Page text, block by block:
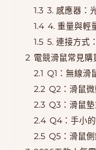
1.3 3. 感應器：
1.4 4. 重量與輕
1.5 5. 連接方式
2 電競滑鼠常見
2.1 Q1：無線滑
2.2 Q2：滑鼠微
2.3 Q3：滑鼠墊
2.4 Q4：手小
2.5 Q5：滑鼠側